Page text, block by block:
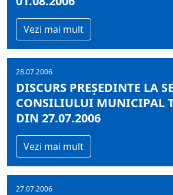
Vezi mai mult
28.07.2006
DISCURS PREŞEDINTE LA
CONSILIULUI MUNICIPAL
DIN 27.07.2006
Vezi mai mult
27.07.2006